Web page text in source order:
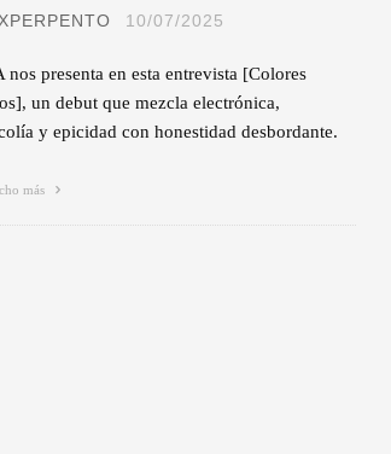
10/07/2025
nos presenta en esta entrevista [Colores
un debut que mezcla electrónica,
y epicidad con honestidad desbordante.
más